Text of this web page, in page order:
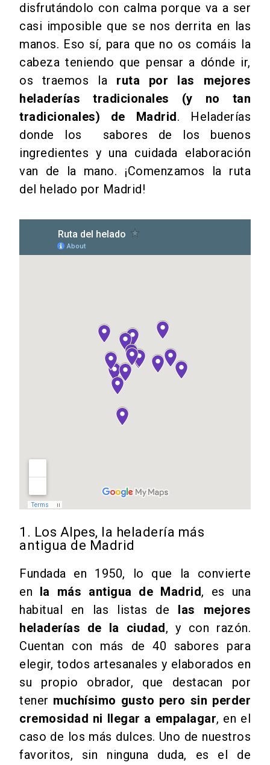
disfrutándolo con calma porque va a ser
casi imposible que se nos derrita en las
manos. Eso sí, para que no os comáis la
cabeza teniendo que pensar a dónde ir,
os traemos la ruta por las mejores
heladerías tradicionales (y no tan
tradicionales) de Madrid. Heladerías
donde los sabores de los buenos
ingredientes y una cuidada elaboración
van de la mano. ¡Comenzamos la ruta
del helado por Madrid!
1. Los Alpes, la heladería más
antigua de Madrid
Fundada en 1950, lo que la convierte
en la más antigua de Madrid, es una
habitual en las listas de las mejores
heladerías de la ciudad, y con razón.
Cuentan con más de 40 sabores para
elegir, todos artesanales y elaborados en
su propio obrador, que destacan por
tener muchísimo gusto pero sin perder
cremosidad ni llegar a empalagar, en el
caso de los más dulces. Uno de nuestros
favoritos, sin ninguna duda, es el de